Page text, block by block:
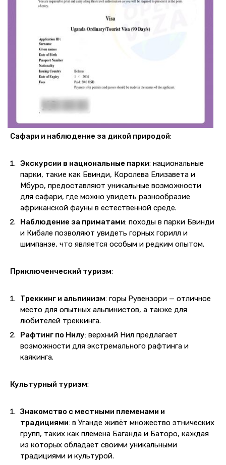
Сафари и наблюдение за дикой природой:
Экскурсии в национальные парки: национальные
парки, такие как Бвинди, Королева Елизавета и
Мбуро, предоставляют уникальные возможности
для сафари, где можно увидеть разнообразие
африканской фауны в естественной среде.
Наблюдение за приматами: походы в парки Бвинди
и Кибале позволяют увидеть горных горилл и
шимпанзе, что является особым и редким опытом.
Приключенческий туризм:
Треккинг и альпинизм: горы Рувензори — отличное
место для опытных альпинистов, а также для
любителей треккинга.
Рафтинг по Нилу: верхний Нил предлагает
возможности для экстремального рафтинга и
каякинга.
Культурный туризм:
Знакомство с местными племенами и
традициями: в Уганде живёт множество этнических
групп, таких как племена Баганда и Баторо, каждая
из которых обладает своими уникальными
традициями и культурой.